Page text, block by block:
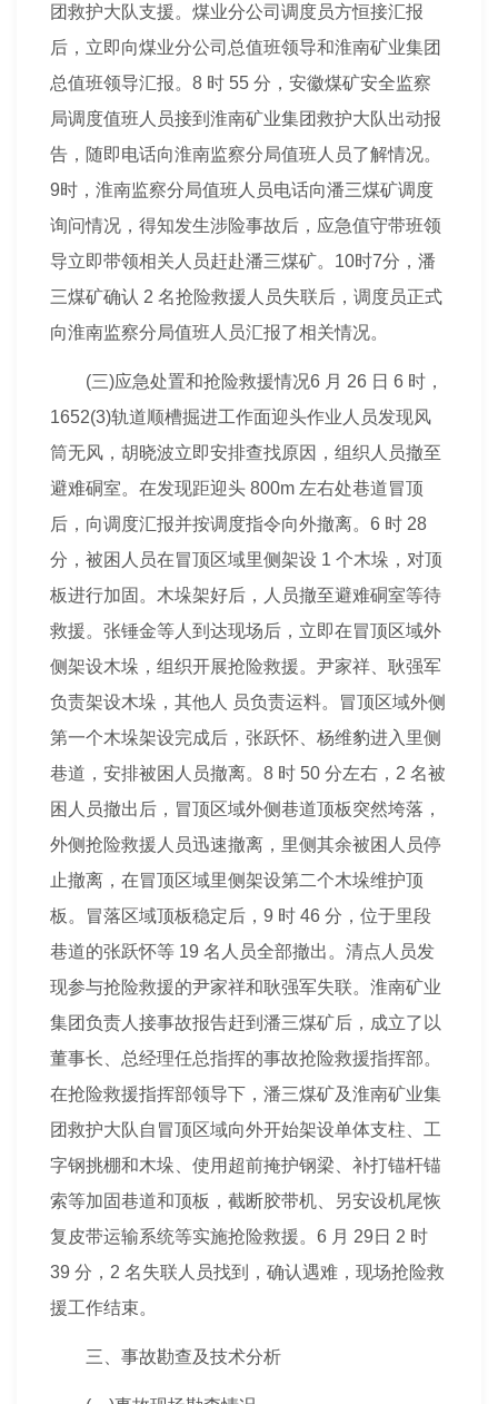
团救护大队支援。煤业分公司调度员方恒接汇报
后，立即向煤业分公司总值班领导和淮南矿业集团
总值班领导汇报。8 时 55 分，安徽煤矿安全监察
局调度值班人员接到淮南矿业集团救护大队出动报
告，随即电话向淮南监察分局值班人员了解情况。
9时，淮南监察分局值班人员电话向潘三煤矿调度
询问情况，得知发生涉险事故后，应急值守带班领
导立即带领相关人员赶赴潘三煤矿。10时7分，潘
三煤矿确认 2 名抢险救援人员失联后，调度员正式
向淮南监察分局值班人员汇报了相关情况。
(三)应急处置和抢险救援情况6 月 26 日 6 时，
1652(3)轨道顺槽掘进工作面迎头作业人员发现风
筒无风，胡晓波立即安排查找原因，组织人员撤至
避难硐室。在发现距迎头 800m 左右处巷道冒顶
后，向调度汇报并按调度指令向外撤离。6 时 28
分，被困人员在冒顶区域里侧架设 1 个木垛，对顶
板进行加固。木垛架好后，人员撤至避难硐室等待
救援。张锤金等人到达现场后，立即在冒顶区域外
侧架设木垛，组织开展抢险救援。尹家祥、耿强军
负责架设木垛，其他人 员负责运料。冒顶区域外侧
第一个木垛架设完成后，张跃怀、杨维豹进入里侧
巷道，安排被困人员撤离。8 时 50 分左右，2 名被
困人员撤出后，冒顶区域外侧巷道顶板突然垮落，
外侧抢险救援人员迅速撤离，里侧其余被困人员停
止撤离，在冒顶区域里侧架设第二个木垛维护顶
板。冒落区域顶板稳定后，9 时 46 分，位于里段
巷道的张跃怀等 19 名人员全部撤出。清点人员发
现参与抢险救援的尹家祥和耿强军失联。淮南矿业
集团负责人接事故报告赶到潘三煤矿后，成立了以
董事长、总经理任总指挥的事故抢险救援指挥部。
在抢险救援指挥部领导下，潘三煤矿及淮南矿业集
团救护大队自冒顶区域向外开始架设单体支柱、工
字钢挑棚和木垛、使用超前掩护钢梁、补打锚杆锚
索等加固巷道和顶板，截断胶带机、另安设机尾恢
复皮带运输系统等实施抢险救援。6 月 29日 2 时
39 分，2 名失联人员找到，确认遇难，现场抢险救
援工作结束。
三、事故勘查及技术分析